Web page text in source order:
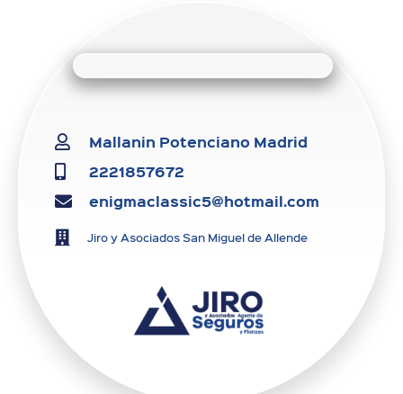
Mallanin Potenciano Madrid
2221857672
enigmaclassic5@hotmail.com
Jiro y Asociados San Miguel de Allende